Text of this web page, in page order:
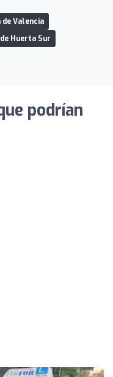
Valencia
Huerta Sur
podrían